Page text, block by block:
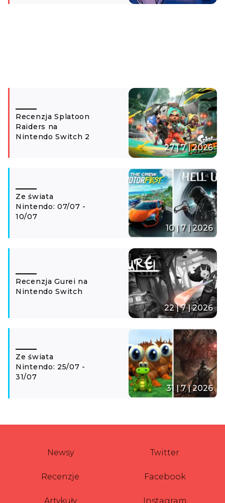
Recenzja Splatoon
Raiders na
Nintendo Switch 2
27 | 7 | 2026
Ze świata
Nintendo: 07/07 -
10/07
10 | 7 | 2026
Recenzja Gurei na
Nintendo Switch
22 | 7 | 2026
Ze świata
Nintendo: 25/07 -
31/07
31 | 7 | 2026
Newsy
Recenzje
Artykuły
Twitter
Facebook
Instagram